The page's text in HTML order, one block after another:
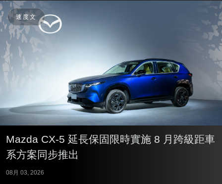
速度文
Mazda CX-5 延長保固限時實施 8 月跨級距車
系方案同步推出
08月 03, 2026